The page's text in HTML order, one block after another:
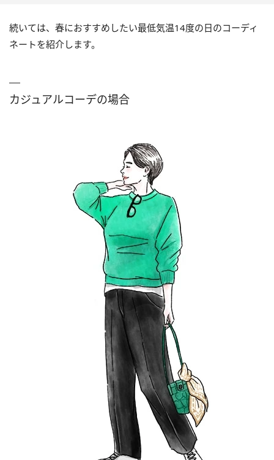
続いては、春におすすめしたい最低気温14度の日のコーディ
ネートを紹介します。
カジュアルコーデの場合